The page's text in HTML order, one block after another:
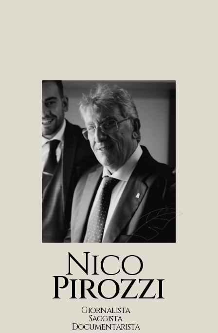
Nico
Giornalista
Saggista
Documentarista
Pirozzi